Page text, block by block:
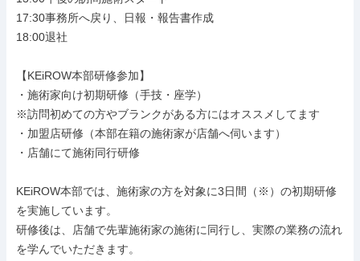
17:30事務所へ戻り、日報・報告書作成
18:00退社
【KEiROW本部研修参加】
・施術家向け初期研修（手技・座学）
※訪問初めての方やブランクがある方にはオススメしてます
・加盟店研修（本部在籍の施術家が店舗へ伺います）
・店舗にて施術同行研修
KEiROW本部では、施術家の方を対象に3日間（※）の初期研修
を実施しています。
研修後は、店舗で先輩施術家の施術に同行し、実際の業務の流れ
を学んでいただきます。